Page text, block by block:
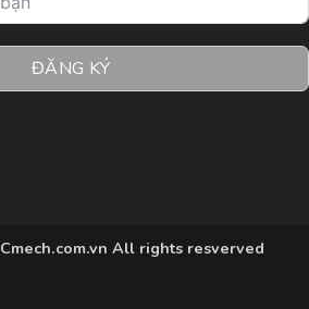
ĐĂNG KÝ
Cmech.com.vn All rights resverved